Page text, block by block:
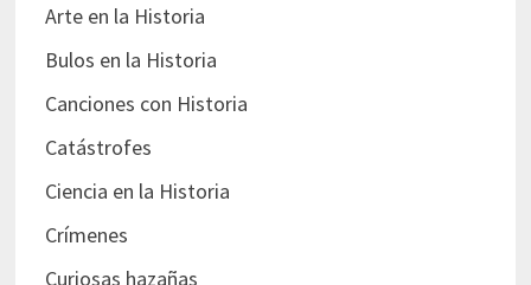
Arte en la Historia
Bulos en la Historia
Canciones con Historia
Catástrofes
Ciencia en la Historia
Crímenes
Curiosas hazañas